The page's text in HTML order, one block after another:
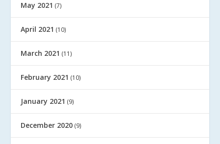
May 2021 (7)
April 2021 (10)
March 2021 (11)
February 2021 (10)
January 2021 (9)
December 2020 (9)